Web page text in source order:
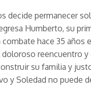
decide permanecer
Humberto, su
hace 35 años
reencuentro y
su familia y
y Soledad no puede